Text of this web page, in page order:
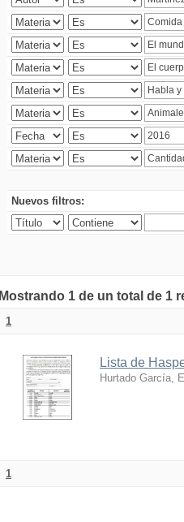
Nuevos filtros:
Mostrando 1 de un total de 1
1
Lista de
Hurtado García,
1